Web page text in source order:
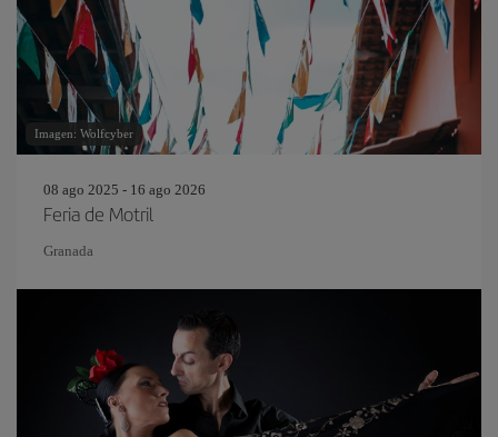
Imagen: Wolfcyber
08 ago 2025 - 16 ago 2026
Feria de Motril
Granada